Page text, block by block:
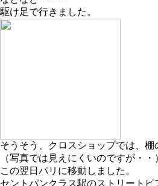
駆け足で行きました。
そうそう、クロスショップでは、棚
（写真では見えにくいのですが・・
この翌日パリに移動しました。
セントパンクラス駅のストリート